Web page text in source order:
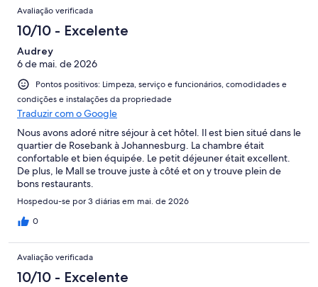
Avaliação verificada
10/10 - Excelente
Audrey
6 de mai. de 2026
Pontos positivos: Limpeza, serviço e funcionários, comodidades e
condições e instalações da propriedade
Traduzir com o Google
Nous avons adoré nitre séjour à cet hôtel. Il est bien situé dans le
quartier de Rosebank à Johannesburg. La chambre était
confortable et bien équipée. Le petit déjeuner était excellent.
De plus, le Mall se trouve juste à côté et on y trouve plein de
bons restaurants.
Hospedou-se por 3 diárias em mai. de 2026
0
Avaliação verificada
10/10 - Excelente